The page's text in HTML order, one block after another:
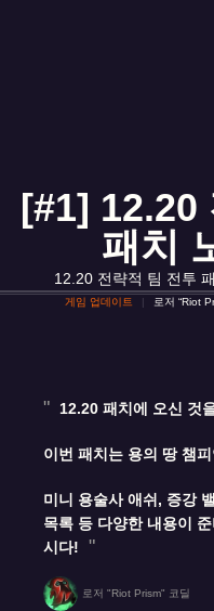
[#1] 12.20
패치
12.20 전략적 팀 전투
게임 업데이트 로저 “Riot
12.20 패치에 오신 것
이번 패치는 용의 땅 챔
미니 용술사 애쉬, 증강
목록 등 다양한 내용이
시다!
로저 "Riot Prism" 코딜